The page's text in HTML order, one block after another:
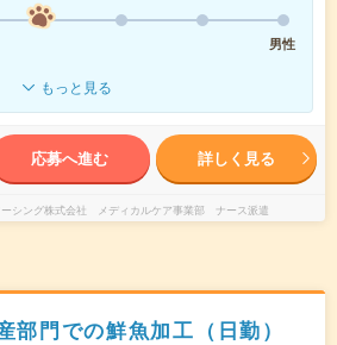
男性
もっと見る
応募へ進む 詳しく見る
ーシング株式会社 メディカルケア事業部 ナース派遣
部門での鮮魚加工（日勤）